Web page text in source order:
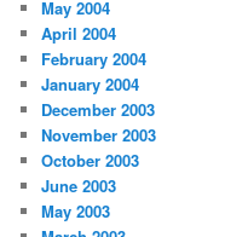
May 2004
April 2004
February 2004
January 2004
December 2003
November 2003
October 2003
June 2003
May 2003